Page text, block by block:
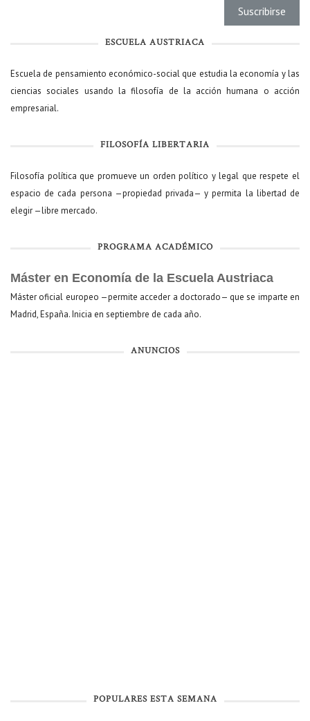
ESCUELA AUSTRIACA
Escuela de pensamiento económico-social que estudia la economía y las
ciencias sociales usando la filosofía de la acción humana o acción
empresarial.
FILOSOFÍA LIBERTARIA
Filosofía política que promueve un orden político y legal que respete el
espacio de cada persona —propiedad privada— y permita la libertad de
elegir —libre mercado.
PROGRAMA ACADÉMICO
Máster en Economía de la Escuela Austriaca
Máster oficial europeo —permite acceder a doctorado— que se imparte en
Madrid, España. Inicia en septiembre de cada año.
ANUNCIOS
POPULARES ESTA SEMANA